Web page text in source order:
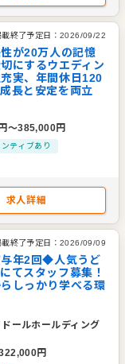
載終了予定日： 2026/09/22
が20万人の記憶
にするウエディン
実、年間休日120
長と安定を両立
円〜385,000円
ティブあり
求人詳細
載終了予定日： 2026/09/09
与年2回◆人気うど
てスタッフ募集！
しっかり学べる環
ールホールディング
円